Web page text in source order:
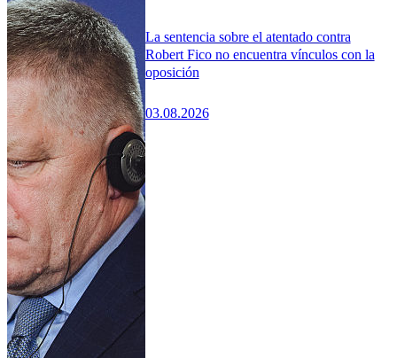
La sentencia sobre el atentado contra
Robert Fico no encuentra vínculos con la
oposición
03.08.2026